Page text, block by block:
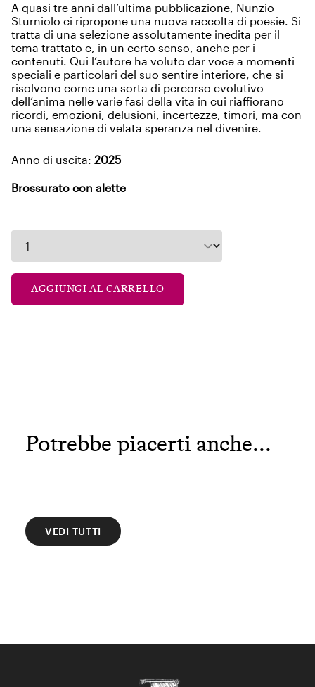
A quasi tre anni dall’ultima pubblicazione, Nunzio
Sturniolo ci ripropone una nuova raccolta di poesie. Si
tratta di una selezione assolutamente inedita per il
tema trattato e, in un certo senso, anche per i
contenuti. Qui l’autore ha voluto dar voce a momenti
speciali e particolari del suo sentire interiore, che si
risolvono come una sorta di percorso evolutivo
dell’anima nelle varie fasi della vita in cui riaffiorano
ricordi, emozioni, delusioni, incertezze, timori, ma con
una sensazione di velata speranza nel divenire.
Anno di uscita: 2025
Brossurato con alette
AGGIUNGI AL CARRELLO
Potrebbe piacerti anche...
VEDI TUTTI